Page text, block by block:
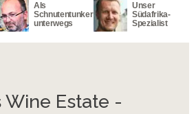
Als
Schnutentunker
unterwegs
Unser
Südafrika-
Spezialist
Wine Estate -